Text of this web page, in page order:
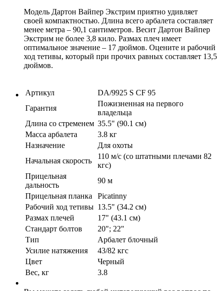
Модель Дартон Вайпер Экстрим приятно удивляет
своей компактностью. Длина всего арбалета составляет
менее метра – 90,1 сантиметров. Весит Дартон Вайпер
Экстрим не более 3,8 кило. Размах плеч имеет
оптимальное значение – 17 дюймов. Оцените и рабочий
ход тетивы, который при прочих равных составляет 13,5
дюймов.
Артикул
DA/9925 S CF 95
Гарантия
Пожизненная на первого
владельца
Длина со стременем 35.5" (90.1 см)
Масса арбалета
3.8 кг
Назначение
Для охоты
Начальная скорость
110 м/с (со штатными плечами 82
кгс)
Прицельная
дальность
90 м
Прицельная планка
Picatinny
Рабочий ход тетивы 13.5" (34.2 см)
Размах плечей
17" (43.1 см)
Стандарт болтов
20"; 22"
Тип
Арбалет блочный
Усилие натяжения
43/82 кгс
Цвет
Черный
Вес, кг
3.8